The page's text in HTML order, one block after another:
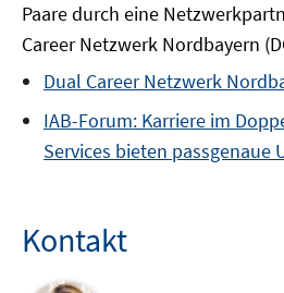
Paare durch eine
Career Netzwerk Nordbayern
Dual Career Netzwerk
IAB-Forum: Karriere im
Services bieten passgenaue
Kontakt